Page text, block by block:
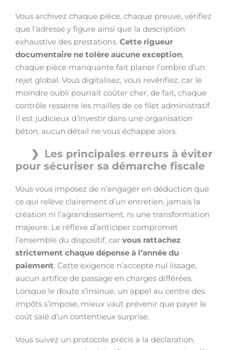
Vous archivez chaque pièce, chaque preuve, vérifiez
que l’adresse y figure ainsi que la description
exhaustive des prestations. Cette rigueur
documentaire ne tolère aucune exception,
chaque pièce manquante fait planer l’ombre d’un
rejet global. Vous digitalisez, vous revérifiez, car le
moindre oubli pourrait coûter cher, de fait, chaque
contrôle resserre les mailles de ce filet administratif.
Il est judicieux d’investir dans une organisation
béton, aucun détail ne vous échappe alors.
Les principales erreurs à éviter
pour sécuriser sa démarche fiscale
Vous vous imposez de n’engager en déduction que
ce qui relève clairement d’un entretien, jamais la
création ni l’agrandissement, ni une transformation
majeure. Le réflexe d’anticiper compromet
l’ensemble du dispositif, car vous rattachez
strictement chaque dépense à l’année du
paiement. Cette exigence n’accepte nul lissage,
aucun artifice de passage en charges différées.
Lorsque le doute s’insinue, un appel au centre des
impôts s’impose, mieux vaut prévenir que payer le
coût salé d’un contentieux surprise.
Vous suivez un protocole précis à la déclaration,